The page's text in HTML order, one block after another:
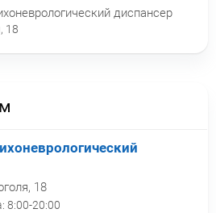
диспансер
18
18
8:00-20:00